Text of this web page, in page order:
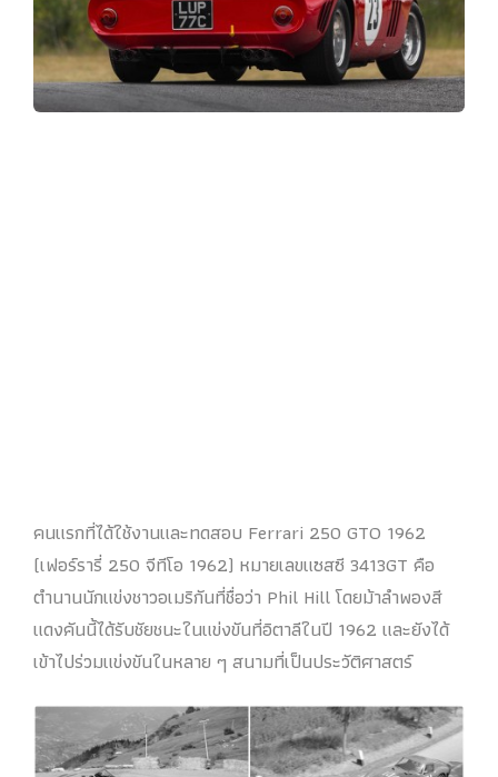
คนแรกที่ได้ใช้งานและทดสอบ Ferrari 250 GTO 1962
(เฟอร์รารี่ 250 จีทีโอ 1962) หมายเลขแซสซี 3413GT คือ
ตำนานนักแข่งชาวอเมริกันที่ชื่อว่า Phil Hill โดยม้าลำพองสี
แดงคันนี้ได้รับชัยชนะในแข่งขันที่อิตาลีในปี 1962 และยังได้
เข้าไปร่วมแข่งขันในหลาย ๆ สนามที่เป็นประวัติศาสตร์